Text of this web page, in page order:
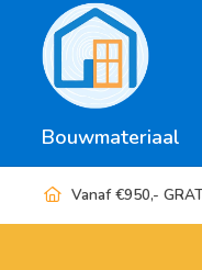
Bouwmateriaal
Vanaf €950,-